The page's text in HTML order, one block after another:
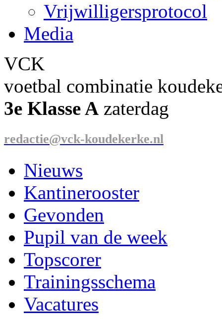
Vrijwilligersprotocol
Media
VCK
voetbal combinatie
3e Klasse A zaterdag
redactie@vck-koudekerke.nl
Nieuws
Kantinerooster
Gevonden
Pupil van de week
Topscorer
Trainingsschema
Vacatures